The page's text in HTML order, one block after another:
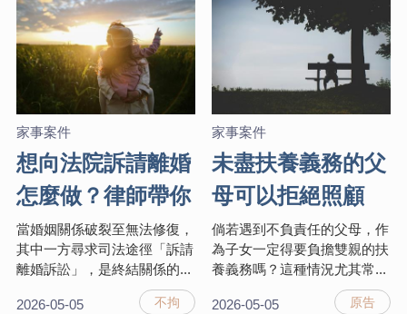
家事案件
想向法院訴請離婚
怎麼做？律師帶你
看聲請離婚流程、
條件與離婚判決重
點
當婚姻關係破裂至無法修復，
其中一方尋求司法途徑「訴請
離婚訴訟」，是終結關係的...
2026-05-05 不拘
家事案件
未盡扶養義務的父
母可以拒絕照顧
嗎？什麼情況可聲
請免除或減輕扶養
義務？
倘若遇到不負責任的父母，作
為子女一定得要負擔雙親的扶
養義務嗎？這種情況尤其常...
2026-05-05 原告